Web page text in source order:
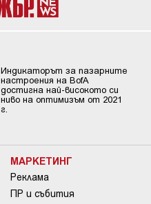
Индикаторът за пазарните
настроения на BofA
достигна най-високото си
ниво на оптимизъм от 2021
г.
МАРКЕТИНГ
Реклама
ПР и събития